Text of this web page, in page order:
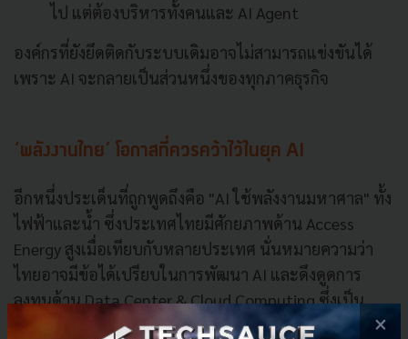
ไป แต่ต้องบริหารทั้งคนและ AI Agent
องค์กรที่ยังยึดติดกับระบบเดิมอาจไม่สามารถแข่งขันได้
เพราะ AI จะกลายเป็นส่วนหนึ่งของทุกภาคธุรกิจ
‘พลังงานไทย’ โอกาสที่ควรคว้าไว้ในยุค AI
อีกหนึ่งประเด็นที่ถูกพูดถึงคือ "AI ใช้พลังงานมหาศาล" ทั้ง
ไฟฟ้าและน้ำ ซึ่งประเทศไทยมีศักยภาพด้าน Access
Energy สูงเมื่อเทียบกับหลายประเทศ นั่นหมายความว่า
ไทยอาจมีข้อได้เปรียบในการพัฒนา AI และดึงดูดการ
ลงทุนด้าน Data Center & Cloud Computing ซึ่งเป็น
โอกาสสำคัญที่ควรนำมาพิจารณา
×